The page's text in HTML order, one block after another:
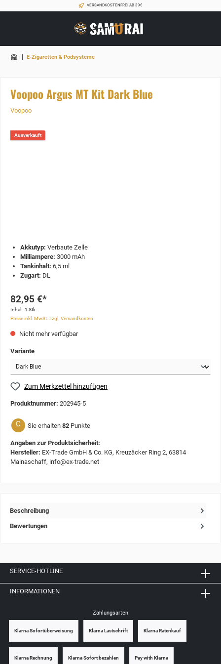
VERSANDKOSTENFREI AB 39€
| E-Zigaretten & Podsysteme
Voopoo Argus MT Kit Dark Blue
Voopoo
Ausverkauft
Akkutyp: Verbaute Zelle
Milliampere: 3000 mAh
Tankinhalt: 6,5 ml
Zugart: DL
82,95 €*
Inhalt:1 Stk.
Preise inkl. MwSt. zzgl. Versandkosten
Nicht mehr verfügbar
Variante
Zum Merkzettel hinzufügen
Produktnummer: 202945-5
C Sie erhalten 82 Punkte
Angaben zur Produktsicherheit:
Hersteller: EX-Trade GmbH & Co. KG, Kreuzäcker Ring 2, 63814
Mainaschaff, info@ex-trade.net
Beschreibung
Bewertungen
SERVICE-HOTLINE
INFORMATIONEN
Zahlungsarten
Klarna Sofortüberweisung Klarna Lastschrift Klarna Ratenkauf
Klarna Rechnung Klarna Sofort bezahlen Pay with Klarna